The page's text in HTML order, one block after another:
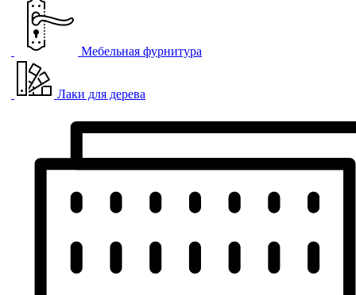
Мебельная фурнитура
Лаки для дерева